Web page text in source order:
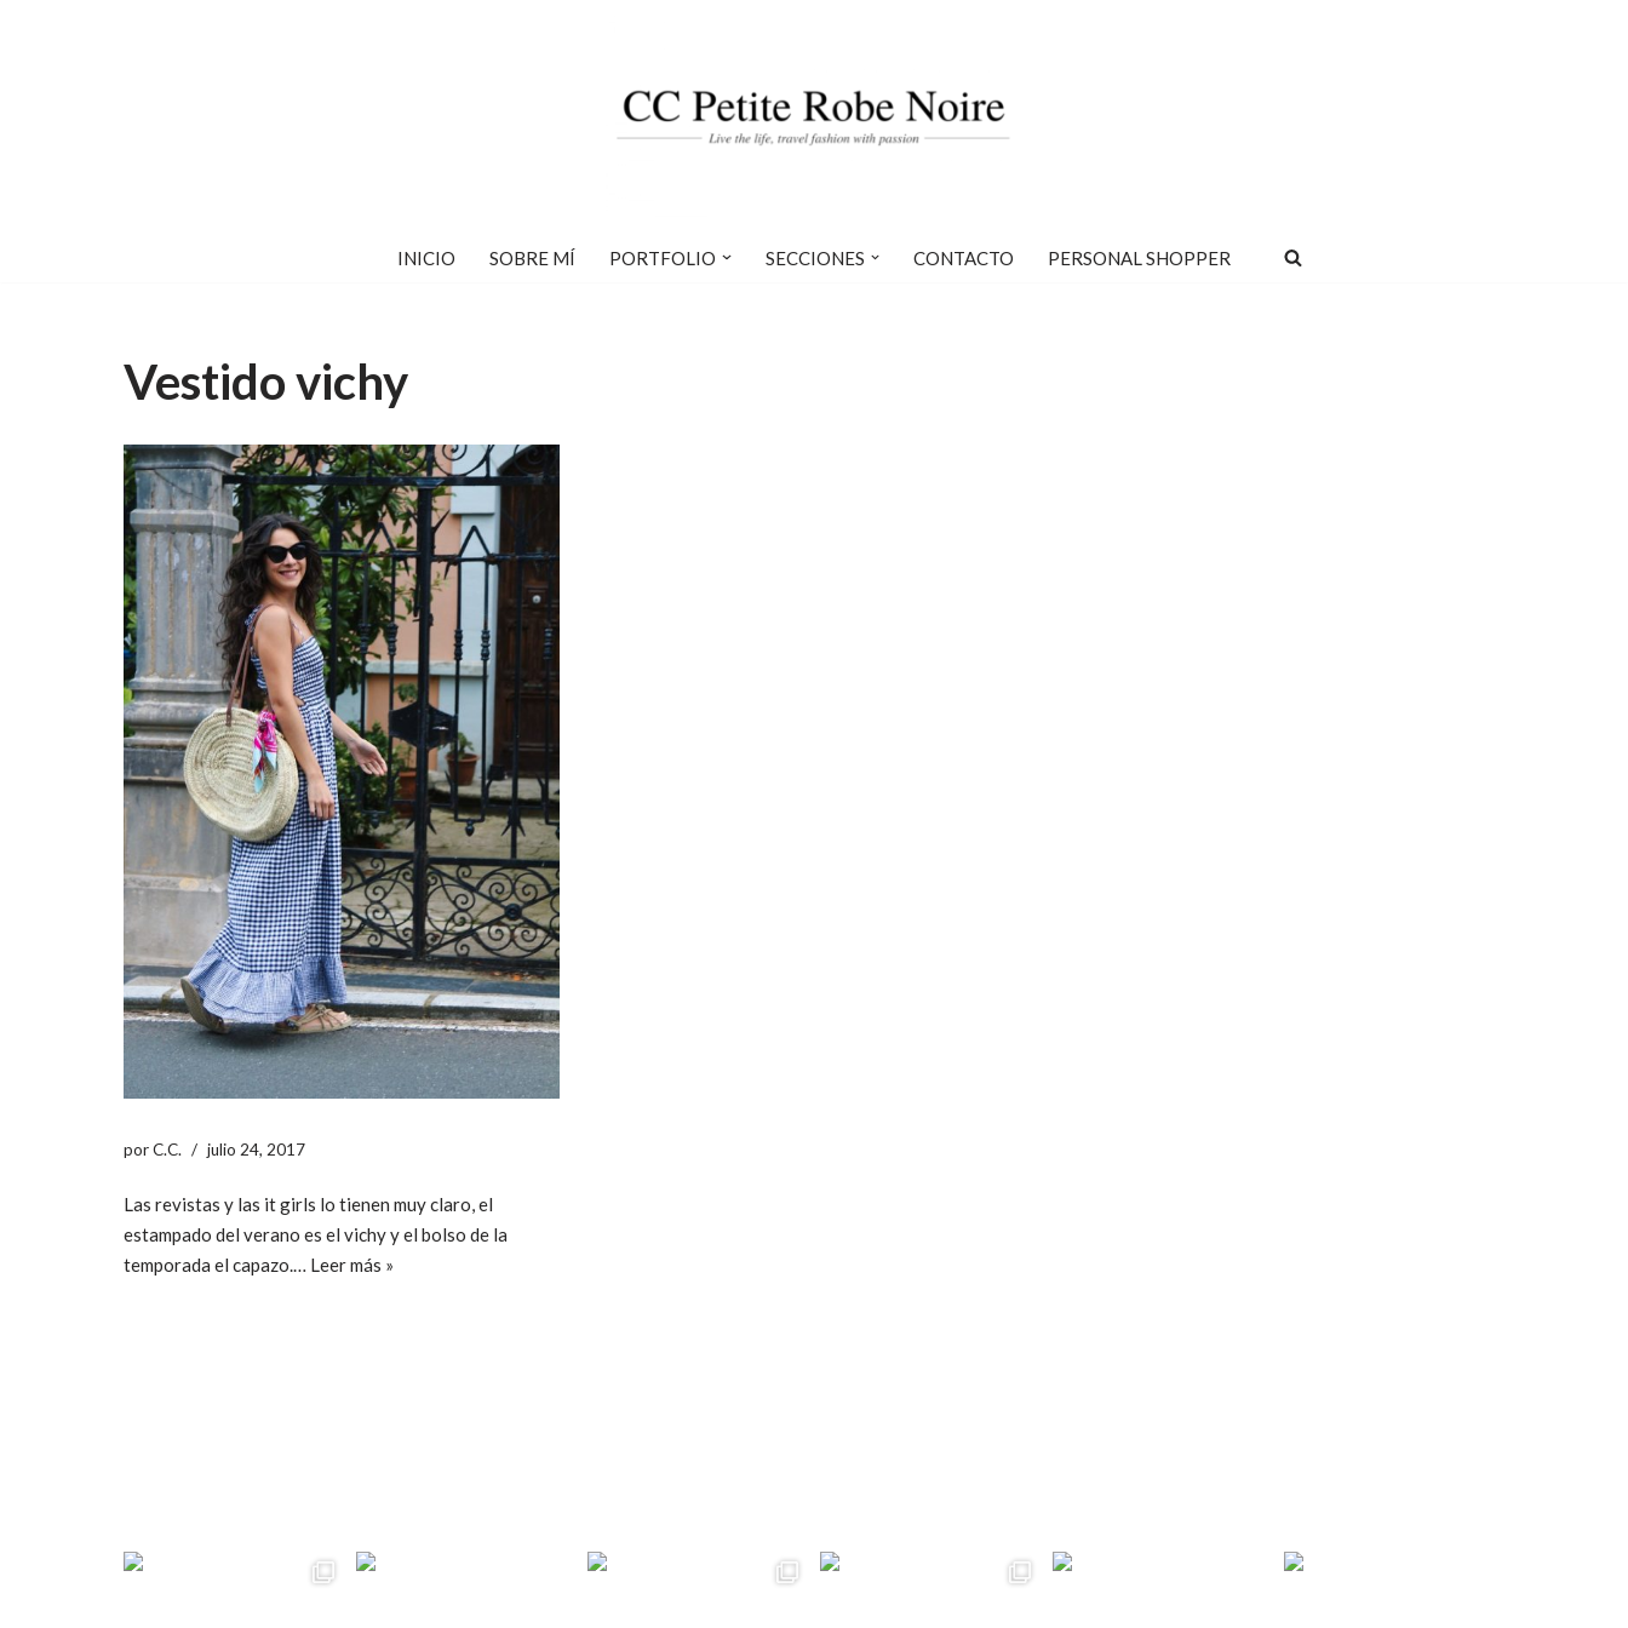
INICIO SOBRE MÍ PORTFOLIO SECCIONES CONTACTO PERSONAL SHOPPER
Vestido vichy
porC.C. julio 24, 2017
Las revistas y las it girls lo tienen muy claro, el
estampado del verano es el vichy y el bolso de la
temporada el capazo.… Leer más »